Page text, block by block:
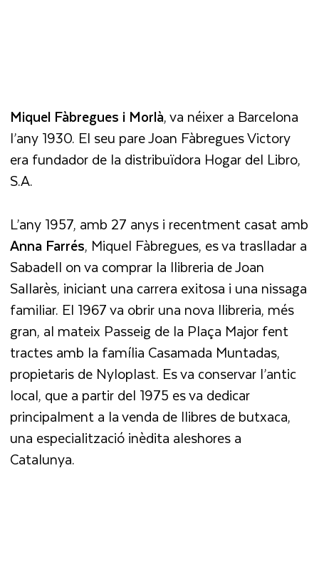
Miquel Fàbregues i Morlà, va néixer a Barcelona
l’any 1930. El seu pare Joan Fàbregues Victory
era fundador de la distribuïdora Hogar del Libro,
S.A.
L’any 1957, amb 27 anys i recentment casat amb
Anna Farrés, Miquel Fàbregues, es va traslladar a
Sabadell on va comprar la llibreria de Joan
Sallarès, iniciant una carrera exitosa i una nissaga
familiar. El 1967 va obrir una nova llibreria, més
gran, al mateix Passeig de la Plaça Major fent
tractes amb la família Casamada Muntadas,
propietaris de Nyloplast. Es va conservar l’antic
local, que a partir del 1975 es va dedicar
principalment a la venda de llibres de butxaca,
una especialització inèdita aleshores a
Catalunya.